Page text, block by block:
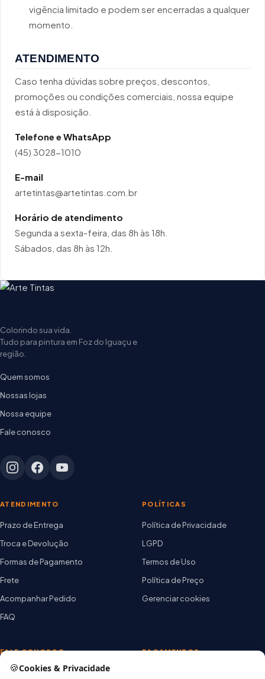
vigência limitado e podem ser encerradas a qualquer
momento.
ATENDIMENTO
Caso tenha dúvidas sobre preços, descontos,
promoções ou condições comerciais, nossa equipe
está à disposição.
Telefone e WhatsApp
(45) 3028-1010
E-mail
artetintas@artetintas.com.br
Horário de atendimento
Segunda a sexta-feira, das 8h às 18h.
Sábados, das 8h às 12h.
Colorindo sua vida.
Tudo para pintura em Foz do Iguaçu e
região.
Quem somos
Nossas lojas
Nossa equipe
Fale conosco
ATENDIMENTO
Prazo de Entrega
Troca e Devolução
Formas de Pagamento
Frete
Acompanhar Pedido
FAQ
POLÍTICAS
Política de Privacidade
LGPD
Termos de Uso
Política de Preço
Gerenciar cookies
FALE CONOSCO
TELEVENDAS / WHATSAPP
PAGAMENTOS
🍪Cookies & Privacidade